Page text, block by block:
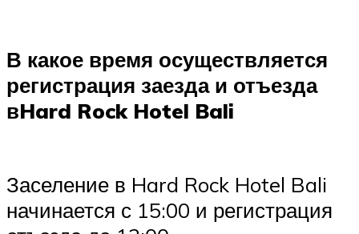
В какое время осуществляется
регистрация заезда и отъезда
вHard Rock Hotel Bali
Заселение в Hard Rock Hotel Bali
начинается с 15:00 и регистрация